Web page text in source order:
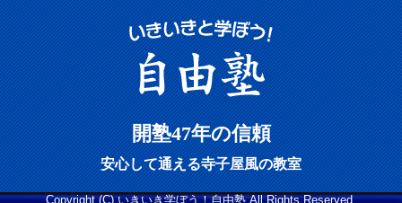
開塾47年の信頼
安心して通える寺子屋風の教室
Copyright (C) いきいき学ぼう！自由塾 All Rights Reserved.